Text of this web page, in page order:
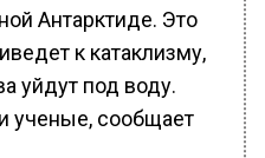
Антарктиде. Это
к катаклизму,
уйдут под воду.
ученые, сообщает